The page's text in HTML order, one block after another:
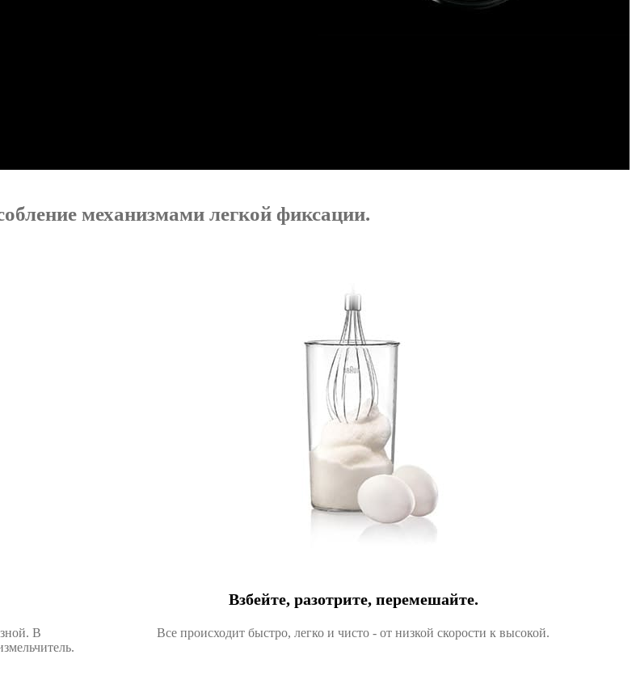
механизмами легкой фиксации.
В
Взбейте, разотрите, перемешайте.
Все происходит быстро, легко и чисто - от низкой скорости к высокой.